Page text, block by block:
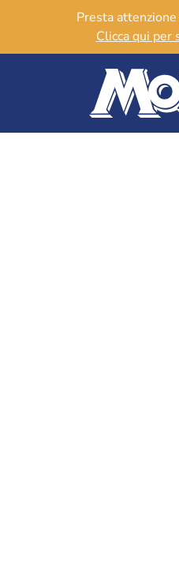
Presta
Clicca qui per